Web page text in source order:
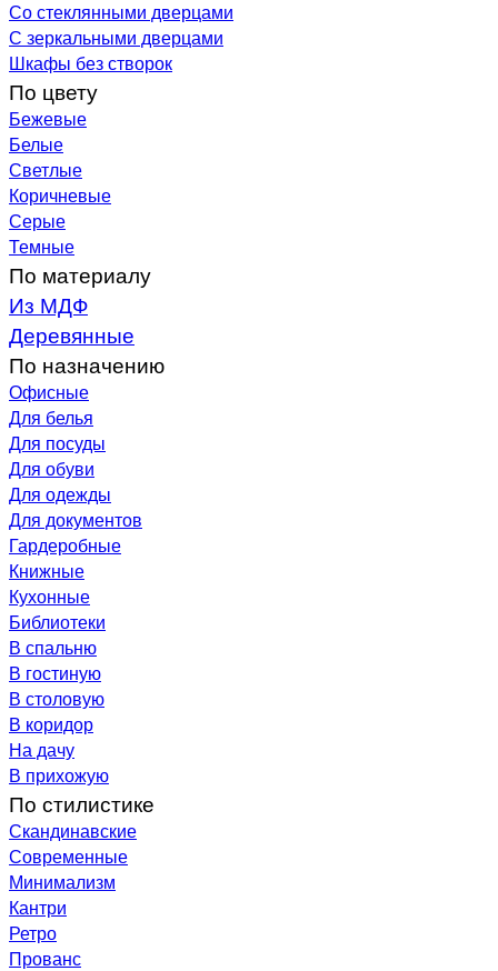
Со стеклянными дверцами
С зеркальными дверцами
Шкафы без створок
По цвету
Бежевые
Белые
Светлые
Коричневые
Серые
Темные
По материалу
Из МДФ
Деревянные
По назначению
Офисные
Для белья
Для посуды
Для обуви
Для одежды
Для документов
Гардеробные
Книжные
Кухонные
Библиотеки
В спальню
В гостиную
В столовую
В коридор
На дачу
В прихожую
По стилистике
Скандинавские
Современные
Минимализм
Кантри
Ретро
Прованс